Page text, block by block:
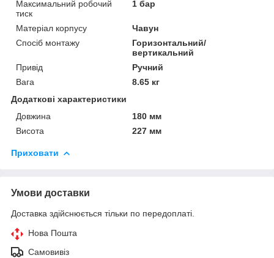
Максимальний робочий
тиск
1 бар
Матеріал корпусу
Чавун
Спосіб монтажу
Горизонтальний/
вертикальний
Привід
Ручний
Вага
8.65 кг
Додаткові характеристики
Довжина
180 мм
Висота
227 мм
Приховати
Умови доставки
Доставка здійснюється тільки по передоплаті.
Нова Пошта
Самовивіз